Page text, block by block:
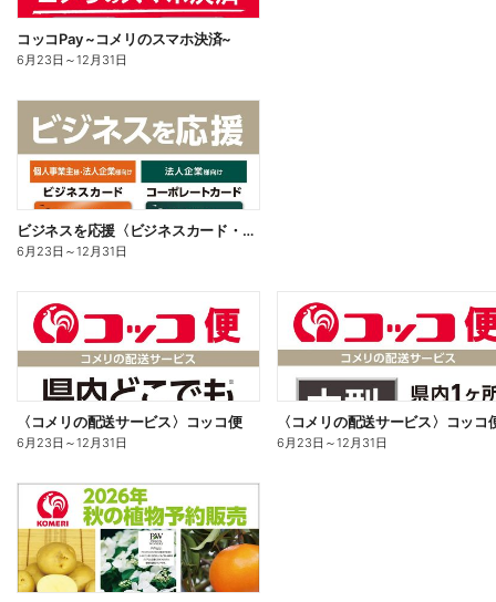
コッコPay ~コメリのスマホ決済~
6月23日 ～12月31日
ビジネスを応援〈ビジネスカード・コーポレートカード〉
6月23日 ～12月31日
〈コメリの配送サービス〉コッコ便
6月23日 ～12月31日
〈コメリの配送サービス〉コッコ
6月23日 ～12月31日